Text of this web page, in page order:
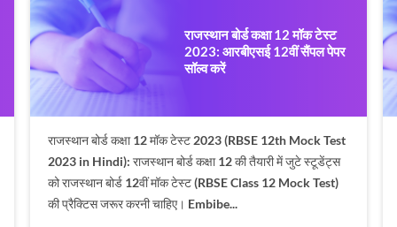
राजस्थान बोर्ड कक्षा 12 मॉक टेस्ट
2023: आरबीएसई 12वीं सैंपल पेपर
सॉल्व करें
राजस्थान बोर्ड कक्षा 12 मॉक टेस्ट 2023 (RBSE 12th Mock Test
2023 in Hindi): राजस्थान बोर्ड कक्षा 12 की तैयारी में जुटे स्टूडेंट्स
को राजस्थान बोर्ड 12वीं मॉक टेस्ट (RBSE Class 12 Mock Test)
की प्रैक्टिस जरूर करनी चाहिए। Embibe...